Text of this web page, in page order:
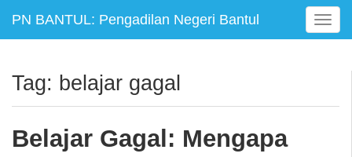
PN BANTUL: Pengadilan Negeri Bantul
T
o
e
Tag: belajar gagal
Belajar Gagal: Mengapa